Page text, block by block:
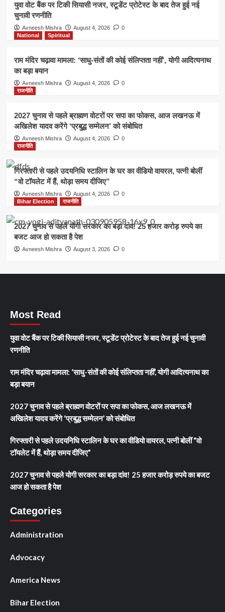
युवा वोट बैंक पर टिकी सियासी नजर, स्टूडेंट प्रोटेस्ट के बाद तेज हुई नई
चुनावी रणनीति
Avneesh Mishra August 4, 2026
0
National
Spiritual
राम मंदिर चढ़ावा मामला: ‘साधु-संतों की कोई संलिप्तता नहीं’, योगी आदित्यनाथ
का बड़ा बयान
Avneesh Mishra August 4, 2026
0
राजनीति
2027 चुनाव से पहले ब्राह्मण वोटरों पर सपा का फोकस, आज लखनऊ में
अखिलेश यादव करेंगे ‘प्रबुद्ध सम्मेलन’ को संबोधित
Avneesh Mishra August 4, 2026
0
राजनीति
गिरफ्तारी से पहले उदयनिधि स्टालिन के घर का वीडियो वायरल, पत्नी बोलीं
“वो टॉयलेट में हैं, थोड़ा समय दीजिए”
Avneesh Mishra August 4, 2026
0
Bihar Election
राजनीति
2027 चुनाव से पहले योगी सरकार का बड़ा दांव! 25 हजार करोड़ रुपये का
बजट आज हो सकता है पेश
Avneesh Mishra August 3, 2026 0
Most Read
युवा वोट बैंक पर टिकी सियासी नजर, स्टूडेंट प्रोटेस्ट के बाद तेज हुई नई चुनावी
रणनीति
राम मंदिर चढ़ावा मामला: ‘साधु-संतों की कोई संलिप्तता नहीं’, योगी आदित्यनाथ का
बड़ा बयान
2027 चुनाव से पहले ब्राह्मण वोटरों पर सपा का फोकस, आज लखनऊ में
अखिलेश यादव करेंगे ‘प्रबुद्ध सम्मेलन’ को संबोधित
गिरफ्तारी से पहले उदयनिधि स्टालिन के घर का वीडियो वायरल, पत्नी बोलीं “वो
टॉयलेट में हैं, थोड़ा समय दीजिए”
2027 चुनाव से पहले योगी सरकार का बड़ा दांव! 25 हजार करोड़ रुपये का बजट
आज हो सकता है पेश
Categories
Administration
Advocacy
America News
Bihar Election